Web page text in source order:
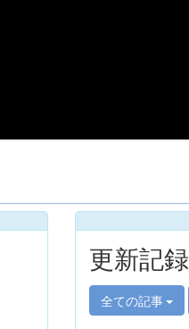
更新記録
全ての記事